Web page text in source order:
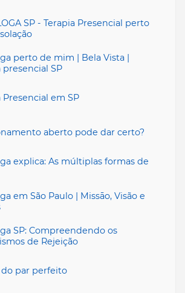
SP - Terapia Presencial perto
perto de mim | Bela Vista |
presencial SP
Presencial em SP
aberto pode dar certo?
explica: As múltiplas formas de
em São Paulo | Missāo, Visão e
SP: Compreendendo os
de Rejeição
par perfeito